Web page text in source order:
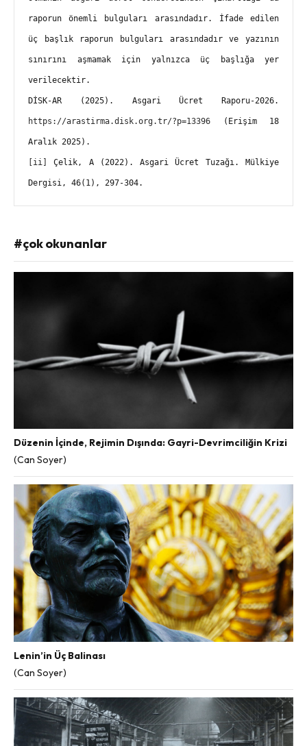
raporun önemli bulguları arasındadır. İfade edilen
üç başlık raporun bulguları arasındadır ve yazının
sınırını aşmamak için yalnızca üç başlığa yer
verilecektir.
https://arastirma.disk.org.tr/?p=13396 (Erişim 18
Aralık 2025).
[ii] Çelik, A (2022). Asgari Ücret Tuzağı. Mülkiye
Dergisi, 46(1), 297-304.
#çok okunanlar
Düzenin İçinde, Rejimin Dışında: Gayri-Devrimciliğin Krizi
(Can Soyer)
Lenin’in Üç Balinası
(Can Soyer)